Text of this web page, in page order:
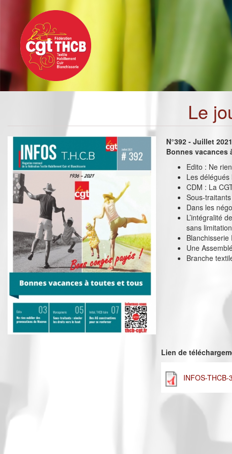
contenu
principal
Le
N°392 - Juillet 2021
Bonnes vacances
Edito : Ne
Les délégués
CDM : La
Sous-
Dans les
L’intégralité
sans limitation
Une
Branche
Lien de
INFOS-